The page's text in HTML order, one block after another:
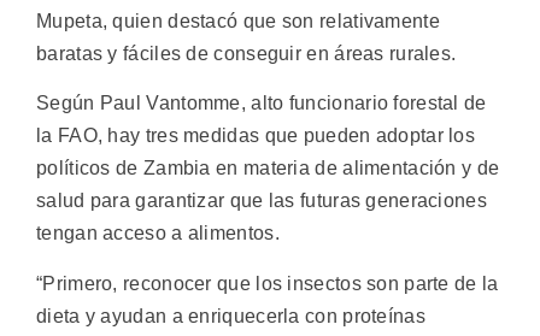
Mupeta, quien destacó que son relativamente
baratas y fáciles de conseguir en áreas rurales.
Según Paul Vantomme, alto funcionario forestal de
la FAO, hay tres medidas que pueden adoptar los
políticos de Zambia en materia de alimentación y de
salud para garantizar que las futuras generaciones
tengan acceso a alimentos.
“Primero, reconocer que los insectos son parte de la
dieta y ayudan a enriquecerla con proteínas